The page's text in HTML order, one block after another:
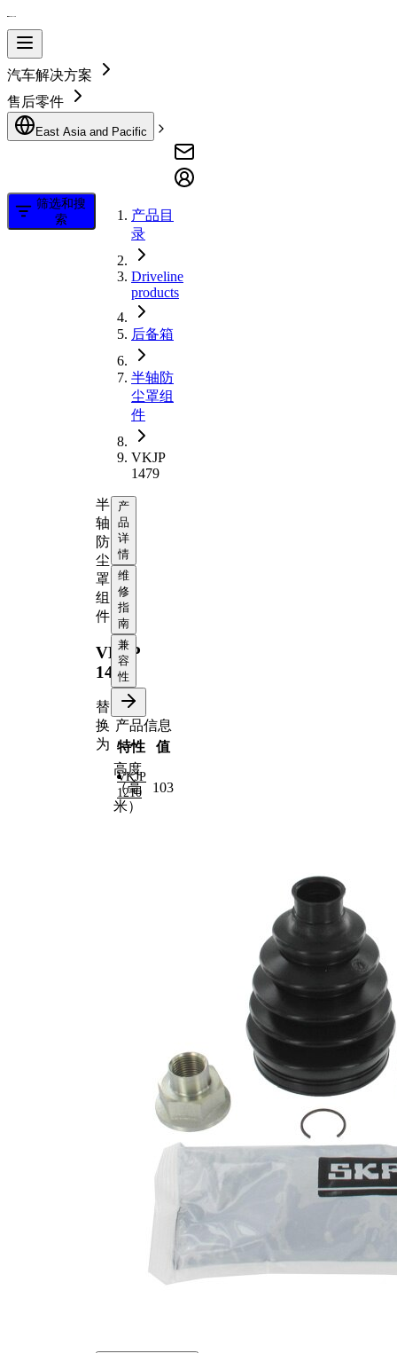
汽车解决方案
售后零件
East Asia and Pacific
筛选和搜
索
产品目
录
Driveline
products
后备箱
半轴防
尘罩组
件
VKJP
1479
半
轴
防
尘
罩
组
件
VKJP
1479
替
换
为
VKJP
1210
产
品
详
情
维
修
指
南
兼
容
性
产品信息
特性
值
高度
（毫
米）
103